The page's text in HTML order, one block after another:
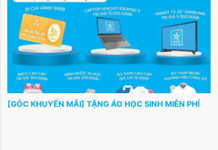
[GÓC KHUYẾN MÃI] TẶNG ÁO HỌC SINH MIỄN PHÍ